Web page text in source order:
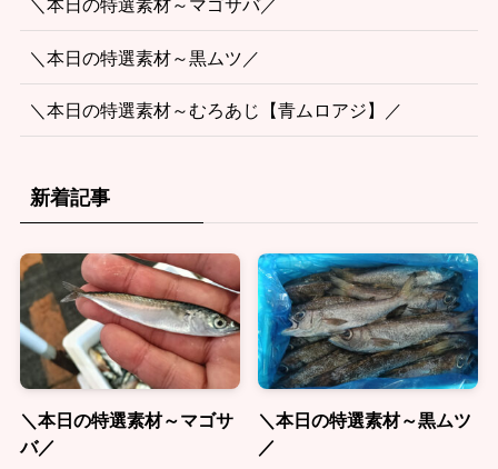
＼本日の特選素材～マゴサバ／
＼本日の特選素材～黒ムツ／
＼本日の特選素材～むろあじ【青ムロアジ】／
新着記事
＼本日の特選素材～マゴサ
バ／
＼本日の特選素材～黒ムツ
／